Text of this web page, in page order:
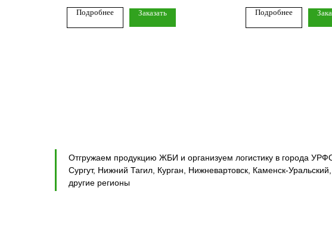
Подробнее Заказать Подробнее
Отгружаем продукцию ЖБИ и организуем логистику в города
Сургут, Нижний Тагил, Курган, Нижневартовск, Каменск-
другие регионы